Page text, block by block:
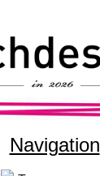
Navigation